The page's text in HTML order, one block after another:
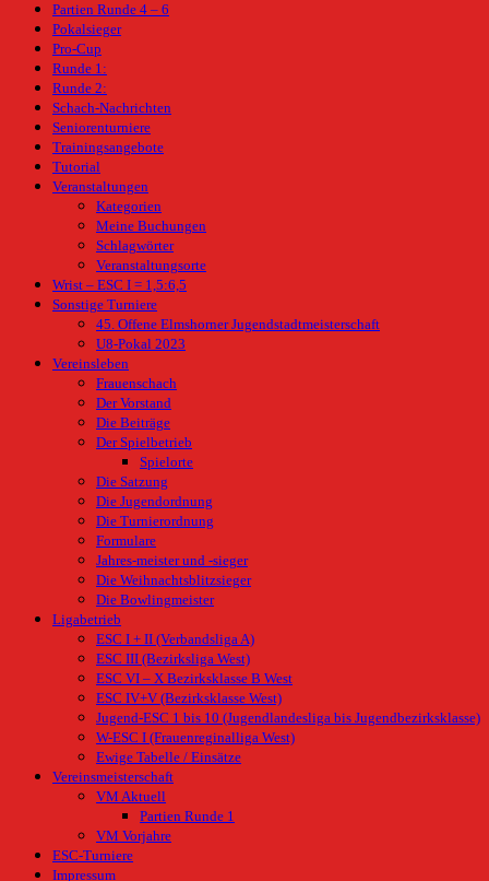
Partien Runde 4 – 6
Pokalsieger
Pro-Cup
Runde 1:
Runde 2:
Schach-Nachrichten
Seniorenturniere
Trainingsangebote
Tutorial
Veranstaltungen
Kategorien
Meine Buchungen
Schlagwörter
Veranstaltungsorte
Wrist – ESC I = 1,5:6,5
Sonstige Turniere
45. Offene Elmshorner Jugendstadtmeisterschaft
U8-Pokal 2023
Vereinsleben
Frauenschach
Der Vorstand
Die Beiträge
Der Spielbetrieb
Spielorte
Die Satzung
Die Jugendordnung
Die Turnierordnung
Formulare
Jahres-meister und -sieger
Die Weihnachtsblitzsieger
Die Bowlingmeister
Ligabetrieb
ESC I + II (Verbandsliga A)
ESC III (Bezirksliga West)
ESC VI – X Bezirksklasse B West
ESC IV+V (Bezirksklasse West)
Jugend-ESC 1 bis 10 (Jugendlandesliga bis Jugendbezirksklasse)
W-ESC I (Frauenreginalliga West)
Ewige Tabelle / Einsätze
Vereinsmeisterschaft
VM Aktuell
Partien Runde 1
VM Vorjahre
ESC-Turniere
Impressum